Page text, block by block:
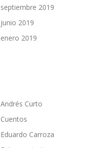
septiembre 2019
junio 2019
enero 2019
Andrés Curto
Cuentos
Eduardo Carroza